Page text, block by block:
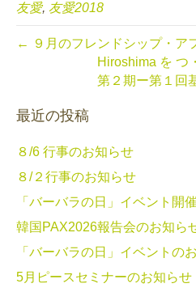
友愛, 友愛2018
← ９月のフレンドシップ・ア
Hiroshima を つ
第２期ー第１回
最近の投稿
８/6 行事のお知らせ
８/２行事のお知らせ
「バーバラの日」イベント開
韓国PAX2026報告会のお知ら
「バーバラの日」イベントの
5月ピースセミナーのお知らせ